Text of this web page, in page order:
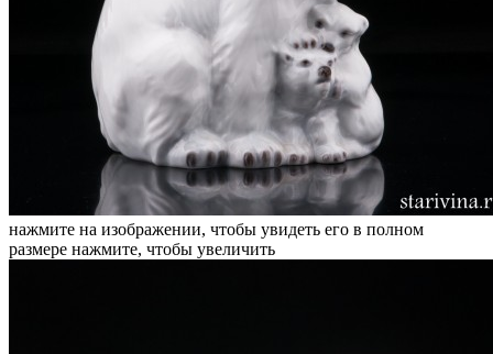
нажмите на изображении, чтобы увидеть его в полном
размере нажмите, чтобы увеличить